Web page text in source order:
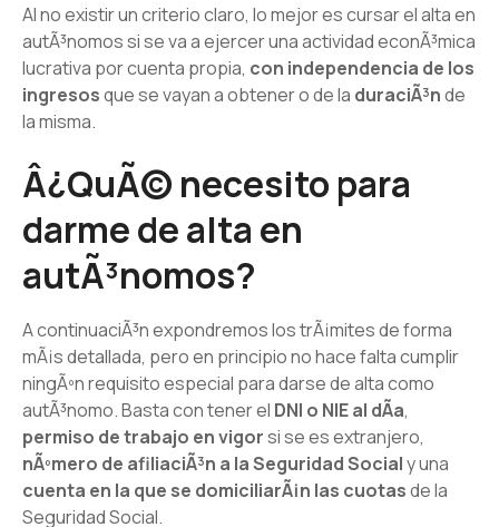
Al no existir un criterio claro, lo mejor es cursar el alta en
autÃ³nomos si se va a ejercer una actividad econÃ³mica
lucrativa por cuenta propia, con independencia de los
ingresosque se vayan a obtener o de la duraciÃ³nde
la misma.
Â¿QuÃ© necesito para
darme de alta en
autÃ³nomos?
A continuaciÃ³n expondremos los trÃ¡mites de forma
mÃ¡s detallada, pero en principio no hace falta cumplir
ningÃºn requisito especial para darse de alta como
autÃ³nomo. Basta con tener el DNI o NIE al dÃ­a,
permiso de trabajo en vigorsi se es extranjero,
nÃºmero de afiliaciÃ³n a la Seguridad Socialy una
cuenta en la que se domiciliarÃ¡n las cuotasde la
Seguridad Social.